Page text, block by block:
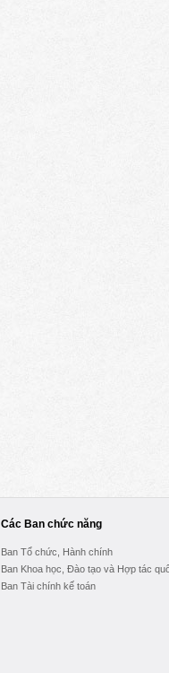
Các Ban chức năng
Ban Tổ chức, Hành chính
Ban Khoa học, Đào tạo và Hợp tác
Ban Tài chính kế toán